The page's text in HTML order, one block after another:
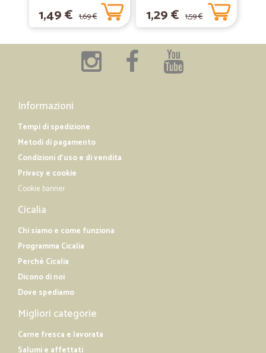
1,49 € 1,69 € 1,29 € 1,59 €
Informazioni
Tempi di spedizione
Metodi di pagamento
Condizioni d'uso e di vendita
Privacy e cookie
Cookie banner
Cicalia
Chi siamo e come funziona
Programma Cicalia
Perché Cicalia
Dicono di noi
Dove spediamo
Migliori categorie
Carne fresca e lavorata
Salumi e affettati